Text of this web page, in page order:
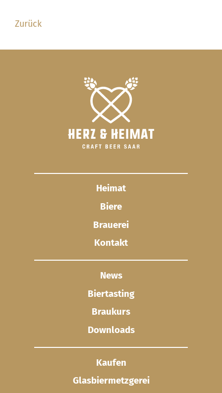
Zurück
Heimat
Biere
Brauerei
Kontakt
News
Biertasting
Braukurs
Downloads
Kaufen
Glasbier­metzgerei